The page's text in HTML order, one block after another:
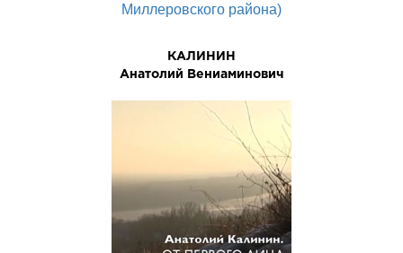
Миллеровского района)
КАЛИНИН
Анатолий Вениаминович